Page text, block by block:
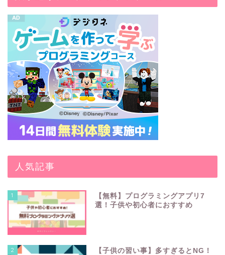
人気記事
1
【無料】プログラミングアプリ7
選！子供や初心者におすすめ
2
【子供の習い事】多すぎるとNG！